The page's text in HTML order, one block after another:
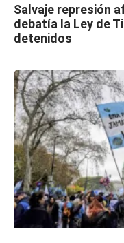
Salvaje represión
debatía la Ley de
detenidos